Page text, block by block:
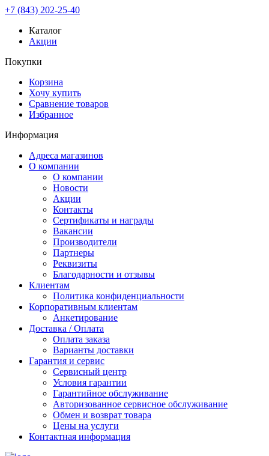
+7 (843) 202-25-40
Каталог
Акции
Покупки
Корзина
Хочу купить
Сравнение товаров
Избранное
Информация
Адреса магазинов
О компании
О компании
Новости
Акции
Контакты
Сертификаты и награды
Вакансии
Производители
Партнеры
Реквизиты
Благодарности и отзывы
Клиентам
Политика конфиденциальности
Корпоративным клиентам
Анкетирование
Доставка / Оплата
Оплата заказа
Варианты доставки
Гарантия и сервис
Сервисный центр
Условия гарантии
Гарантийное обслуживание
Авторизованное сервисное обслуживание
Обмен и возврат товара
Цены на услуги
Контактная информация